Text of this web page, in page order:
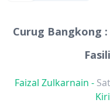
Curug Bangkong
Faizal Zulkarnain -